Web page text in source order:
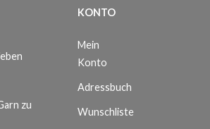
zu
KONTO
Mein
Konto
Adressbuch
Wunschliste